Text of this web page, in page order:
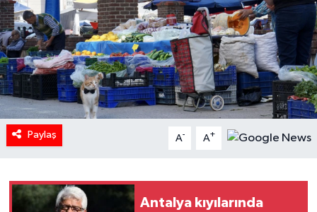
Paylaş A- A+
Antalya kıyılarında